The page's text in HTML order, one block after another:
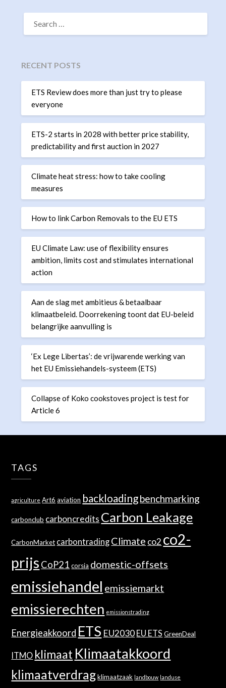
SEARCH
FOR:
RECENT POSTS
ETS Review does more than just try to please
everyone
ETS-2 starts in 2028 with better price stability,
predictability and first auction in 2027
Climate heat stress: how to take cooling
measures
How to link Carbon Removals to the EU ETS
EU Climate Law: use of flexibility ensures
ambition, limits cost and stimulates international
action
Aan de slag met ambitieus & betaalbaar
klimaatbeleid. Doorrekening toont dat EU-beleid
belangrijke aanvulling is
‘Ex Lege Libertas’: de vrijwarende werking van
het EU Emissiehandels-systeem (ETS)
Collapse of Koko cookstoves project is test for
Article 6
TAGS
agriculture Art6 aviation backloadingbenchmarking
carbonclub carboncredits Carbon Leakage
CarbonMarket carbontrading Climate co2 co2-
prijs CoP21 corsia domestic-offsets
emissiehandel emissiemarkt
emissierechten emissionstrading
Energieakkoord ETS EU2030 EU ETS GreenDeal
ITMO klimaat Klimaatakkoord
klimaatverdrag klimaatzaak landbouw landuse